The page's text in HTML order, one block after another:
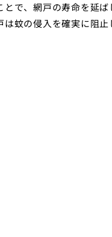
で、網戸の寿命を延
蚊の侵入を確実に阻